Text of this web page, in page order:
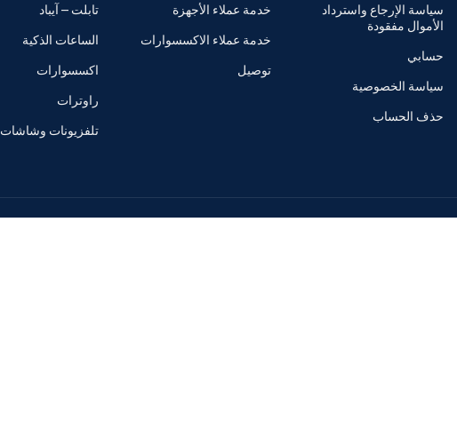
سياسة الإرجاع واسترداد
الأموال مفقودة
حسابي
سياسة الخصوصية
حذف الحساب
خدمة عملاء الأجهزة
خدمة عملاء الاكسسوارات
توصيل
تابلت – آيباد
الساعات الذكية
اكسسوارات
راوترات
تلفزيونات وشاشات